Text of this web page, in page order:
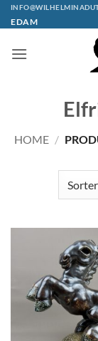
Ga
naarEDAM
HOME /